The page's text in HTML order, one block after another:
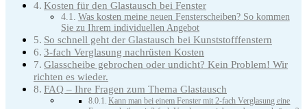
Kosten für den Glastausch bei Fenster
Was kosten meine neuen Fensterscheiben? So kommen
Sie zu Ihrem individuellen Angebot
So schnell geht der Glastausch bei Kunststofffenstern
3-fach Verglasung nachrüsten Kosten
Glasscheibe gebrochen oder undicht? Kein Problem! Wir
richten es wieder.
FAQ – Ihre Fragen zum Thema Glastausch
Kann man bei einem Fenster mit 2-fach Verglasung eine